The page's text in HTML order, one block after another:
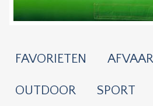
FAVORIETEN
OUTDOOR SPORT